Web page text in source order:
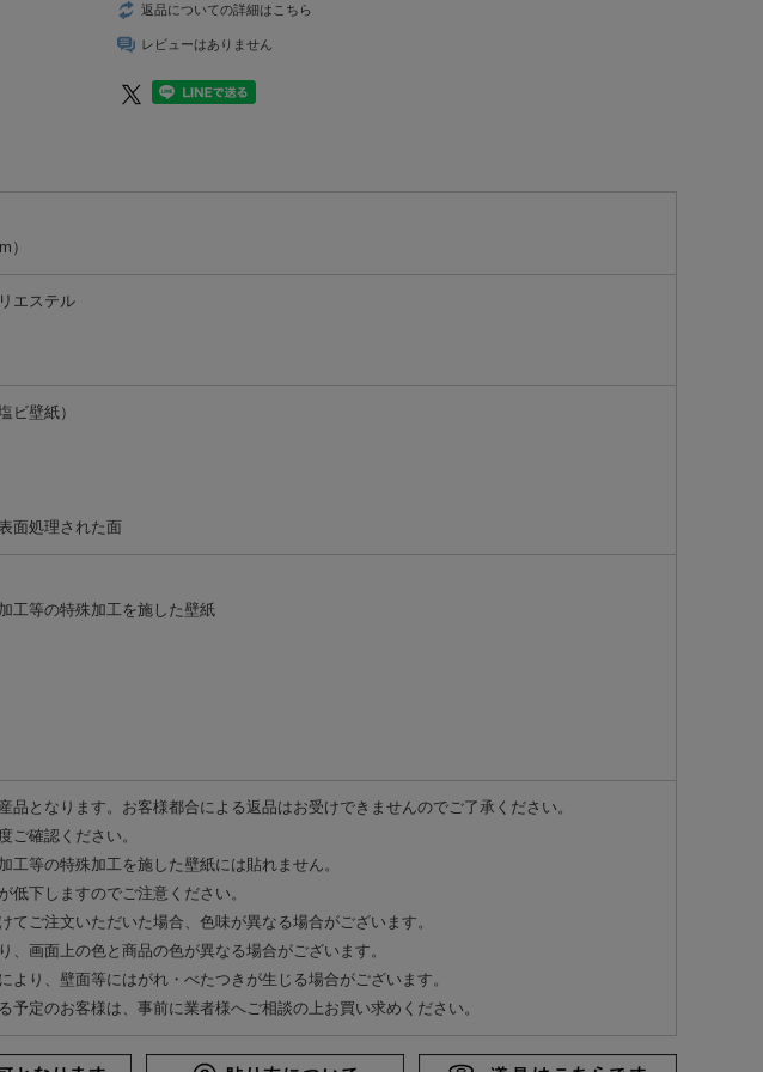
返品についての詳細はこちら
レビューはありません
）
エステル
ビ壁紙）
面処理された面
工等の特殊加工を施した壁紙
となります。お客様都合による返品はお受けできませんのでご了承ください。
ご確認ください。
等の特殊加工を施した壁紙には貼れません。
下しますのでご注意ください。
ご注文いただいた場合、色味が異なる場合がございます。
画面上の色と商品の色が異なる場合がございます。
り、壁面等にはがれ・べたつきが生じる場合がございます。
定のお客様は、事前に業者様へご相談の上お買い求めください。